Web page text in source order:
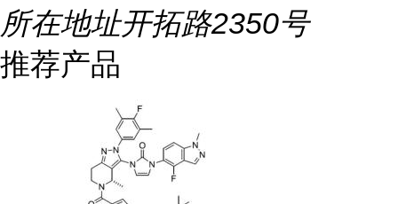
所在地址开拓路2350号
推荐产品